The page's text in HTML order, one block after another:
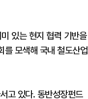
있는 현지 협력 기반을
를 모색해 국내 철도산업
고 있다. 동반성장펀드